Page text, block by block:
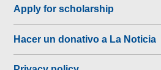
Apply for scholarship
Hacer un donativo a La Noticia